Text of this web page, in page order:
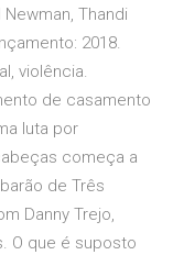
Thandi
2018.
violência.
de casamento
luta por
começa a
de Três
Danny Trejo,
O que é suposto